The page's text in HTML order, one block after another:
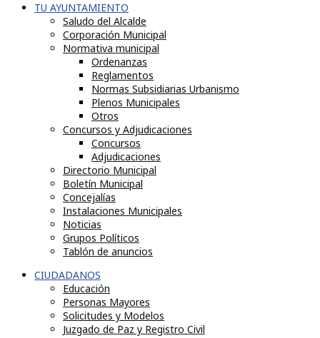
TU AYUNTAMIENTO
Saludo del Alcalde
Corporación Municipal
Normativa municipal
Ordenanzas
Reglamentos
Normas Subsidiarias Urbanismo
Plenos Municipales
Otros
Concursos y Adjudicaciones
Concursos
Adjudicaciones
Directorio Municipal
Boletín Municipal
Concejalías
Instalaciones Municipales
Noticias
Grupos Políticos
Tablón de anuncios
CIUDADANOS
Educación
Personas Mayores
Solicitudes y Modelos
Juzgado de Paz y Registro Civil